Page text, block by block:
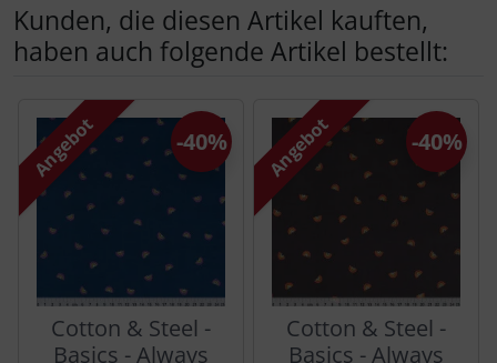
Kunden, die diesen Artikel kauften,
haben auch folgende Artikel bestellt:
Es folgt ein Produktslider - navigieren Sie mit der Tab-
Angebot
Cotton & Steel -
Basics - Always
-40% Angebot
Cotton & Steel -
Basics - Always
-40%